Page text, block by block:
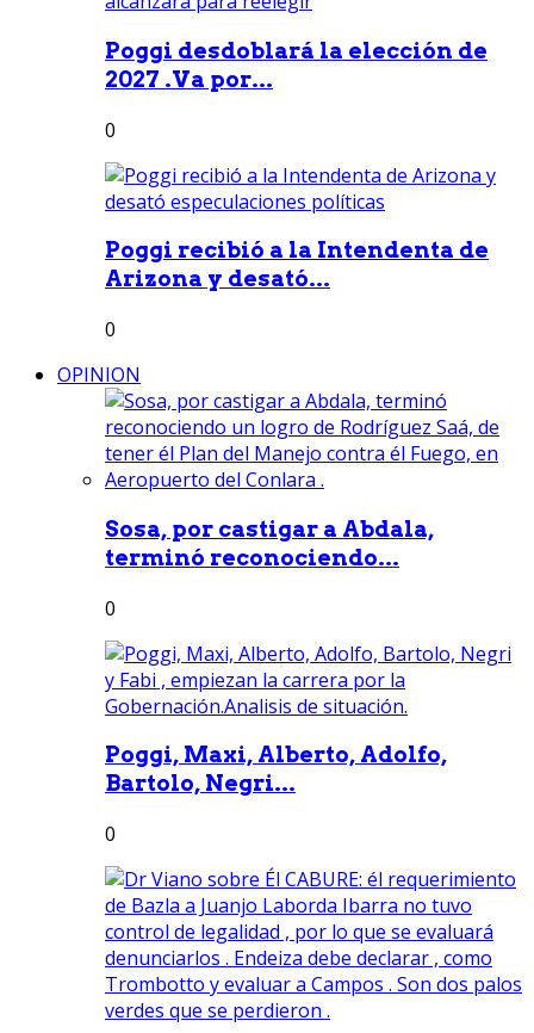
Poggi desdoblará la elección de
2027 .Va por...
0
Poggi recibió a la Intendenta de
Arizona y desató...
0
OPINION
Sosa, por castigar a Abdala,
terminó reconociendo...
0
Poggi, Maxi, Alberto, Adolfo,
Bartolo, Negri...
0